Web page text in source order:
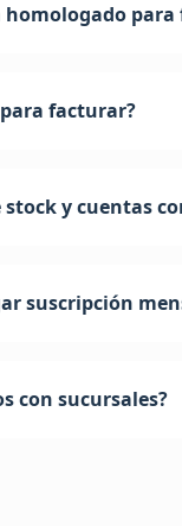
para
facturar?
y cuentas
suscripción
con sucursales?